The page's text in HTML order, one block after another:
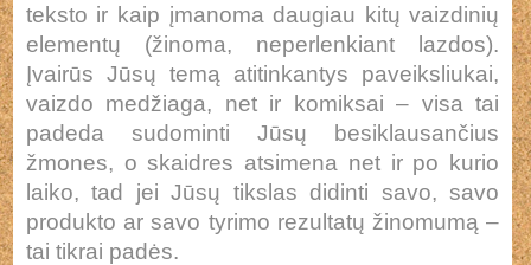
teksto ir kaip įmanoma daugiau kitų vaizdinių
elementų (žinoma, neperlenkiant lazdos).
Įvairūs Jūsų temą atitinkantys paveiksliukai,
vaizdo medžiaga, net ir komiksai – visa tai
padeda sudominti Jūsų besiklausančius
žmones, o skaidres atsimena net ir po kurio
laiko, tad jei Jūsų tikslas didinti savo, savo
produkto ar savo tyrimo rezultatų žinomumą –
tai tikrai padės.